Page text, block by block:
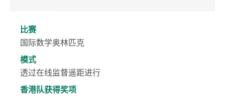
比赛
国际数学奥林匹克
模式
透过在线监督遥距进行
香港队获得奖项